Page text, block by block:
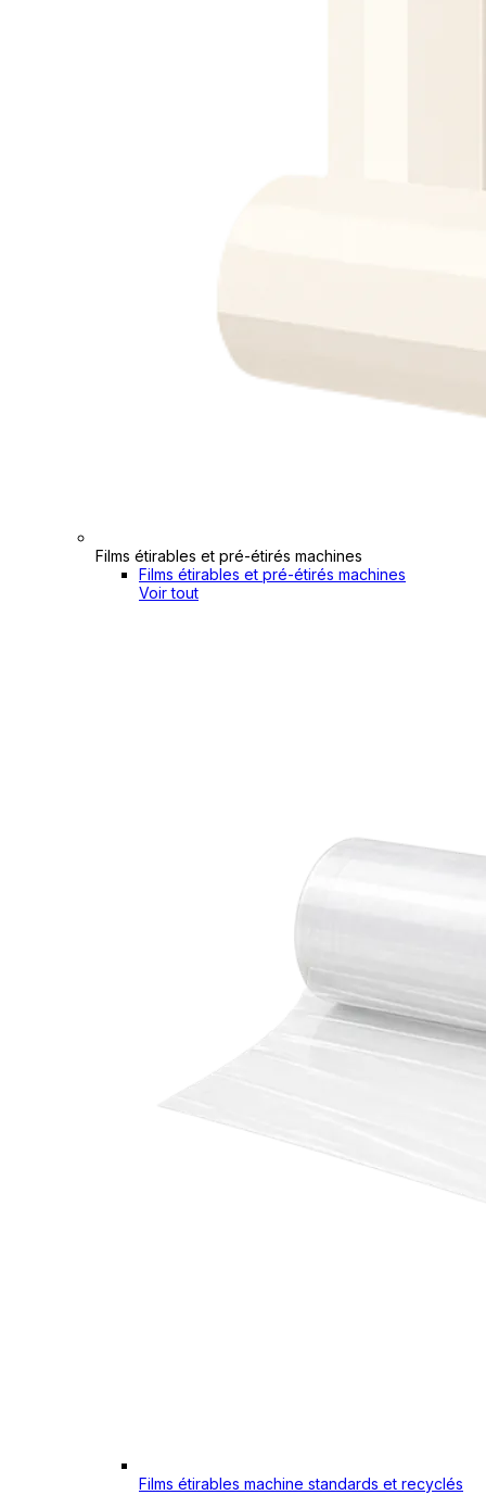
Films étirables et pré-étirés machines
Films étirables et pré-étirés machines
Voir tout
Films étirables machine standards et recyclés